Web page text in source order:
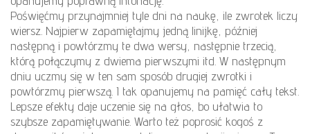
Poświęćmy przynajmniej tyle dni na naukę, ile zwrotek liczy
wiersz. Najpierw zapamiętajmy jedną linijkę, później
następną i powtórzmy te dwa wersy, następnie trzecią,
którą połączymy z dwiema pierwszymi itd. W następnym
dniu uczmy się w ten sam sposób drugiej zwrotki i
powtórzmy pierwszą. I tak opanujemy na pamięć cały tekst.
Lepsze efekty daje uczenie się na głos, bo ułatwia to
szybsze zapamiętywanie. Warto też poprosić kogoś z